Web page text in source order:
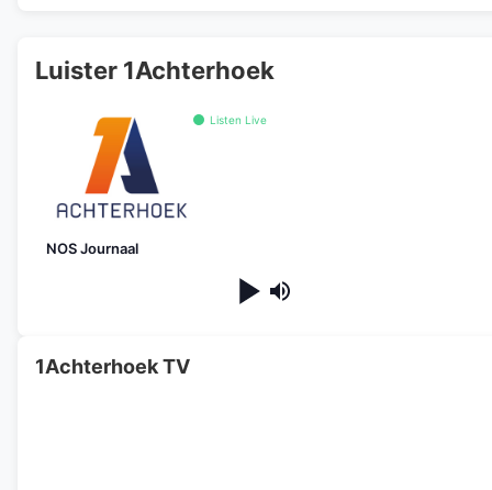
Luister 1Achterhoek
Listen Live
NOS Journaal
1Achterhoek TV